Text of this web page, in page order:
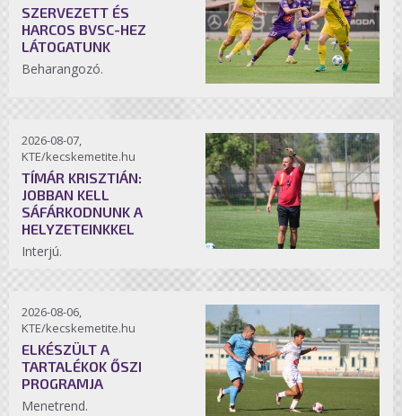
SZERVEZETT ÉS
HARCOS BVSC-HEZ
LÁTOGATUNK
Beharangozó.
2026-08-07,
KTE/kecskemetite.hu
TÍMÁR KRISZTIÁN:
JOBBAN KELL
SÁFÁRKODNUNK A
HELYZETEINKKEL
Interjú.
2026-08-06,
KTE/kecskemetite.hu
ELKÉSZÜLT A
TARTALÉKOK ŐSZI
PROGRAMJA
Menetrend.